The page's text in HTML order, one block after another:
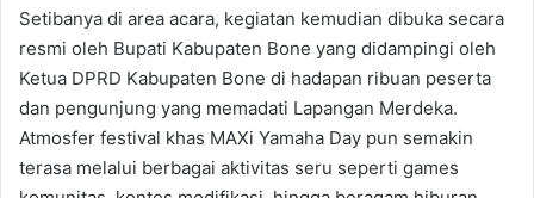
Setibanya di area acara, kegiatan kemudian dibuka secara
resmi oleh Bupati Kabupaten Bone yang didampingi oleh
Ketua DPRD Kabupaten Bone di hadapan ribuan peserta
dan pengunjung yang memadati Lapangan Merdeka.
Atmosfer festival khas MAXi Yamaha Day pun semakin
terasa melalui berbagai aktivitas seru seperti games